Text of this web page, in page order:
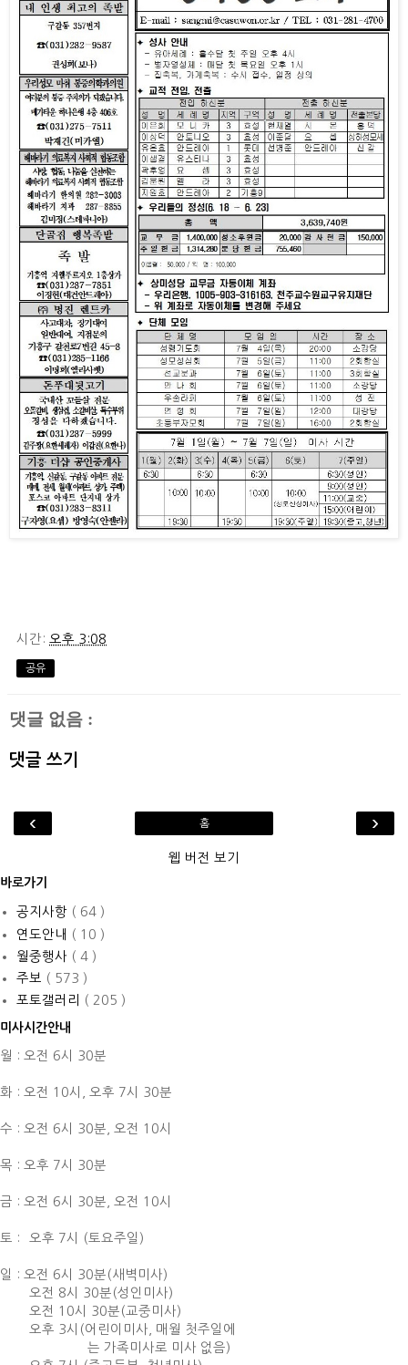
시간: 오후 3:08
공유
댓글 없음 :
댓글 쓰기
‹ ›
홈
웹 버전 보기
바로가기
공지사항 ( 64 )
연도안내
( 10 )
월중행사 ( 4 )
주보 ( 573 )
포토갤러리
( 205 )
미사시간안내
월 : 오전 6시 30분
화 : 오전 10시, 오후 7시 30분
수 : 오전 6시 30분, 오전 10시
목 : 오후 7시 30분
금 : 오전 6시 30분, 오전 10시
토 : 오후 7시 (토요주일)
일 : 오전 6시 30분(새벽미사)
오전 8시 30분(성인미사)
오전 10시 30분(교중미사)
오후 3시(어린이미사, 매월 첫주일에
는 가족미사로 미사 없음)